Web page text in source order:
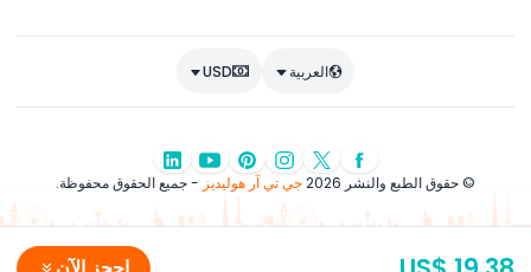
العربية USD
© حقوق الطبع والنشر 2026 جي تي آر هوليديز - جميع الحقوق محفوظة.